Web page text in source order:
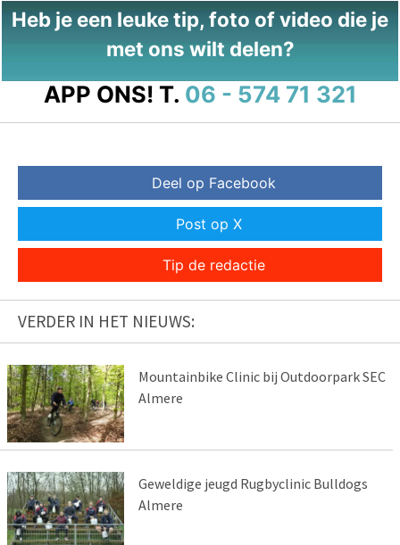
Heb je een leuke tip, foto of video die je
met ons wilt delen?
APP ONS! T. 06 - 574 71 321
Deel op Facebook
Post op X
Tip de redactie
VERDER IN HET NIEUWS:
Mountainbike Clinic bij Outdoorpark SEC
Almere
Geweldige jeugd Rugbyclinic Bulldogs
Almere